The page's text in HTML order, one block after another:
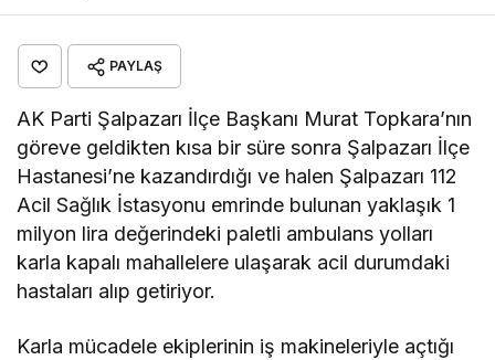
PAYLAŞ
AK Parti Şalpazarı İlçe Başkanı Murat Topkara’nın
göreve geldikten kısa bir süre sonra Şalpazarı İlçe
Hastanesi’ne kazandırdığı ve halen Şalpazarı 112
Acil Sağlık İstasyonu emrinde bulunan yaklaşık 1
milyon lira değerindeki paletli ambulans yolları
karla kapalı mahallelere ulaşarak acil durumdaki
hastaları alıp getiriyor.
Karla mücadele ekiplerinin iş makineleriyle açtığı